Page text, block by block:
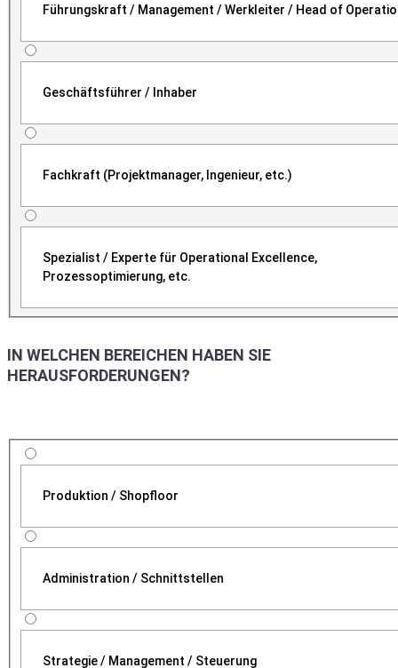
Führungskraft / Management / Werkleiter / Head of
Geschäftsführer / Inhaber
Fachkraft (Projektmanager, Ingenieur, etc.)
Spezialist / Experte für Operational Excellence,
Prozessoptimierung, etc.
IN WELCHEN BEREICHEN HABEN SIE
HERAUSFORDERUNGEN?
Produktion / Shopfloor
Administration / Schnittstellen
Strategie / Management / Steuerung